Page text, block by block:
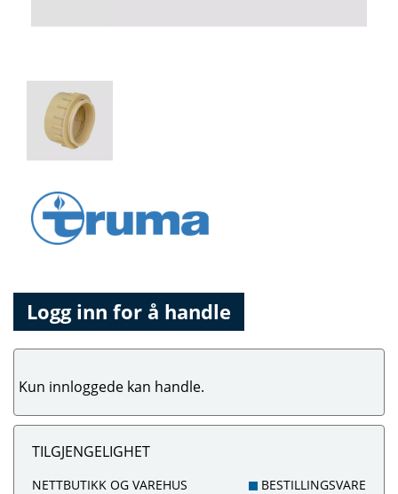
Logg inn for å handle
Kun innloggede kan handle.
TILGJENGELIGHET
NETTBUTIKK OG VAREHUS BESTILLINGSVARE